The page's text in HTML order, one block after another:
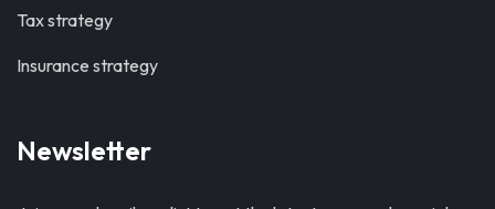
Tax strategy
Insurance strategy
Newsletter